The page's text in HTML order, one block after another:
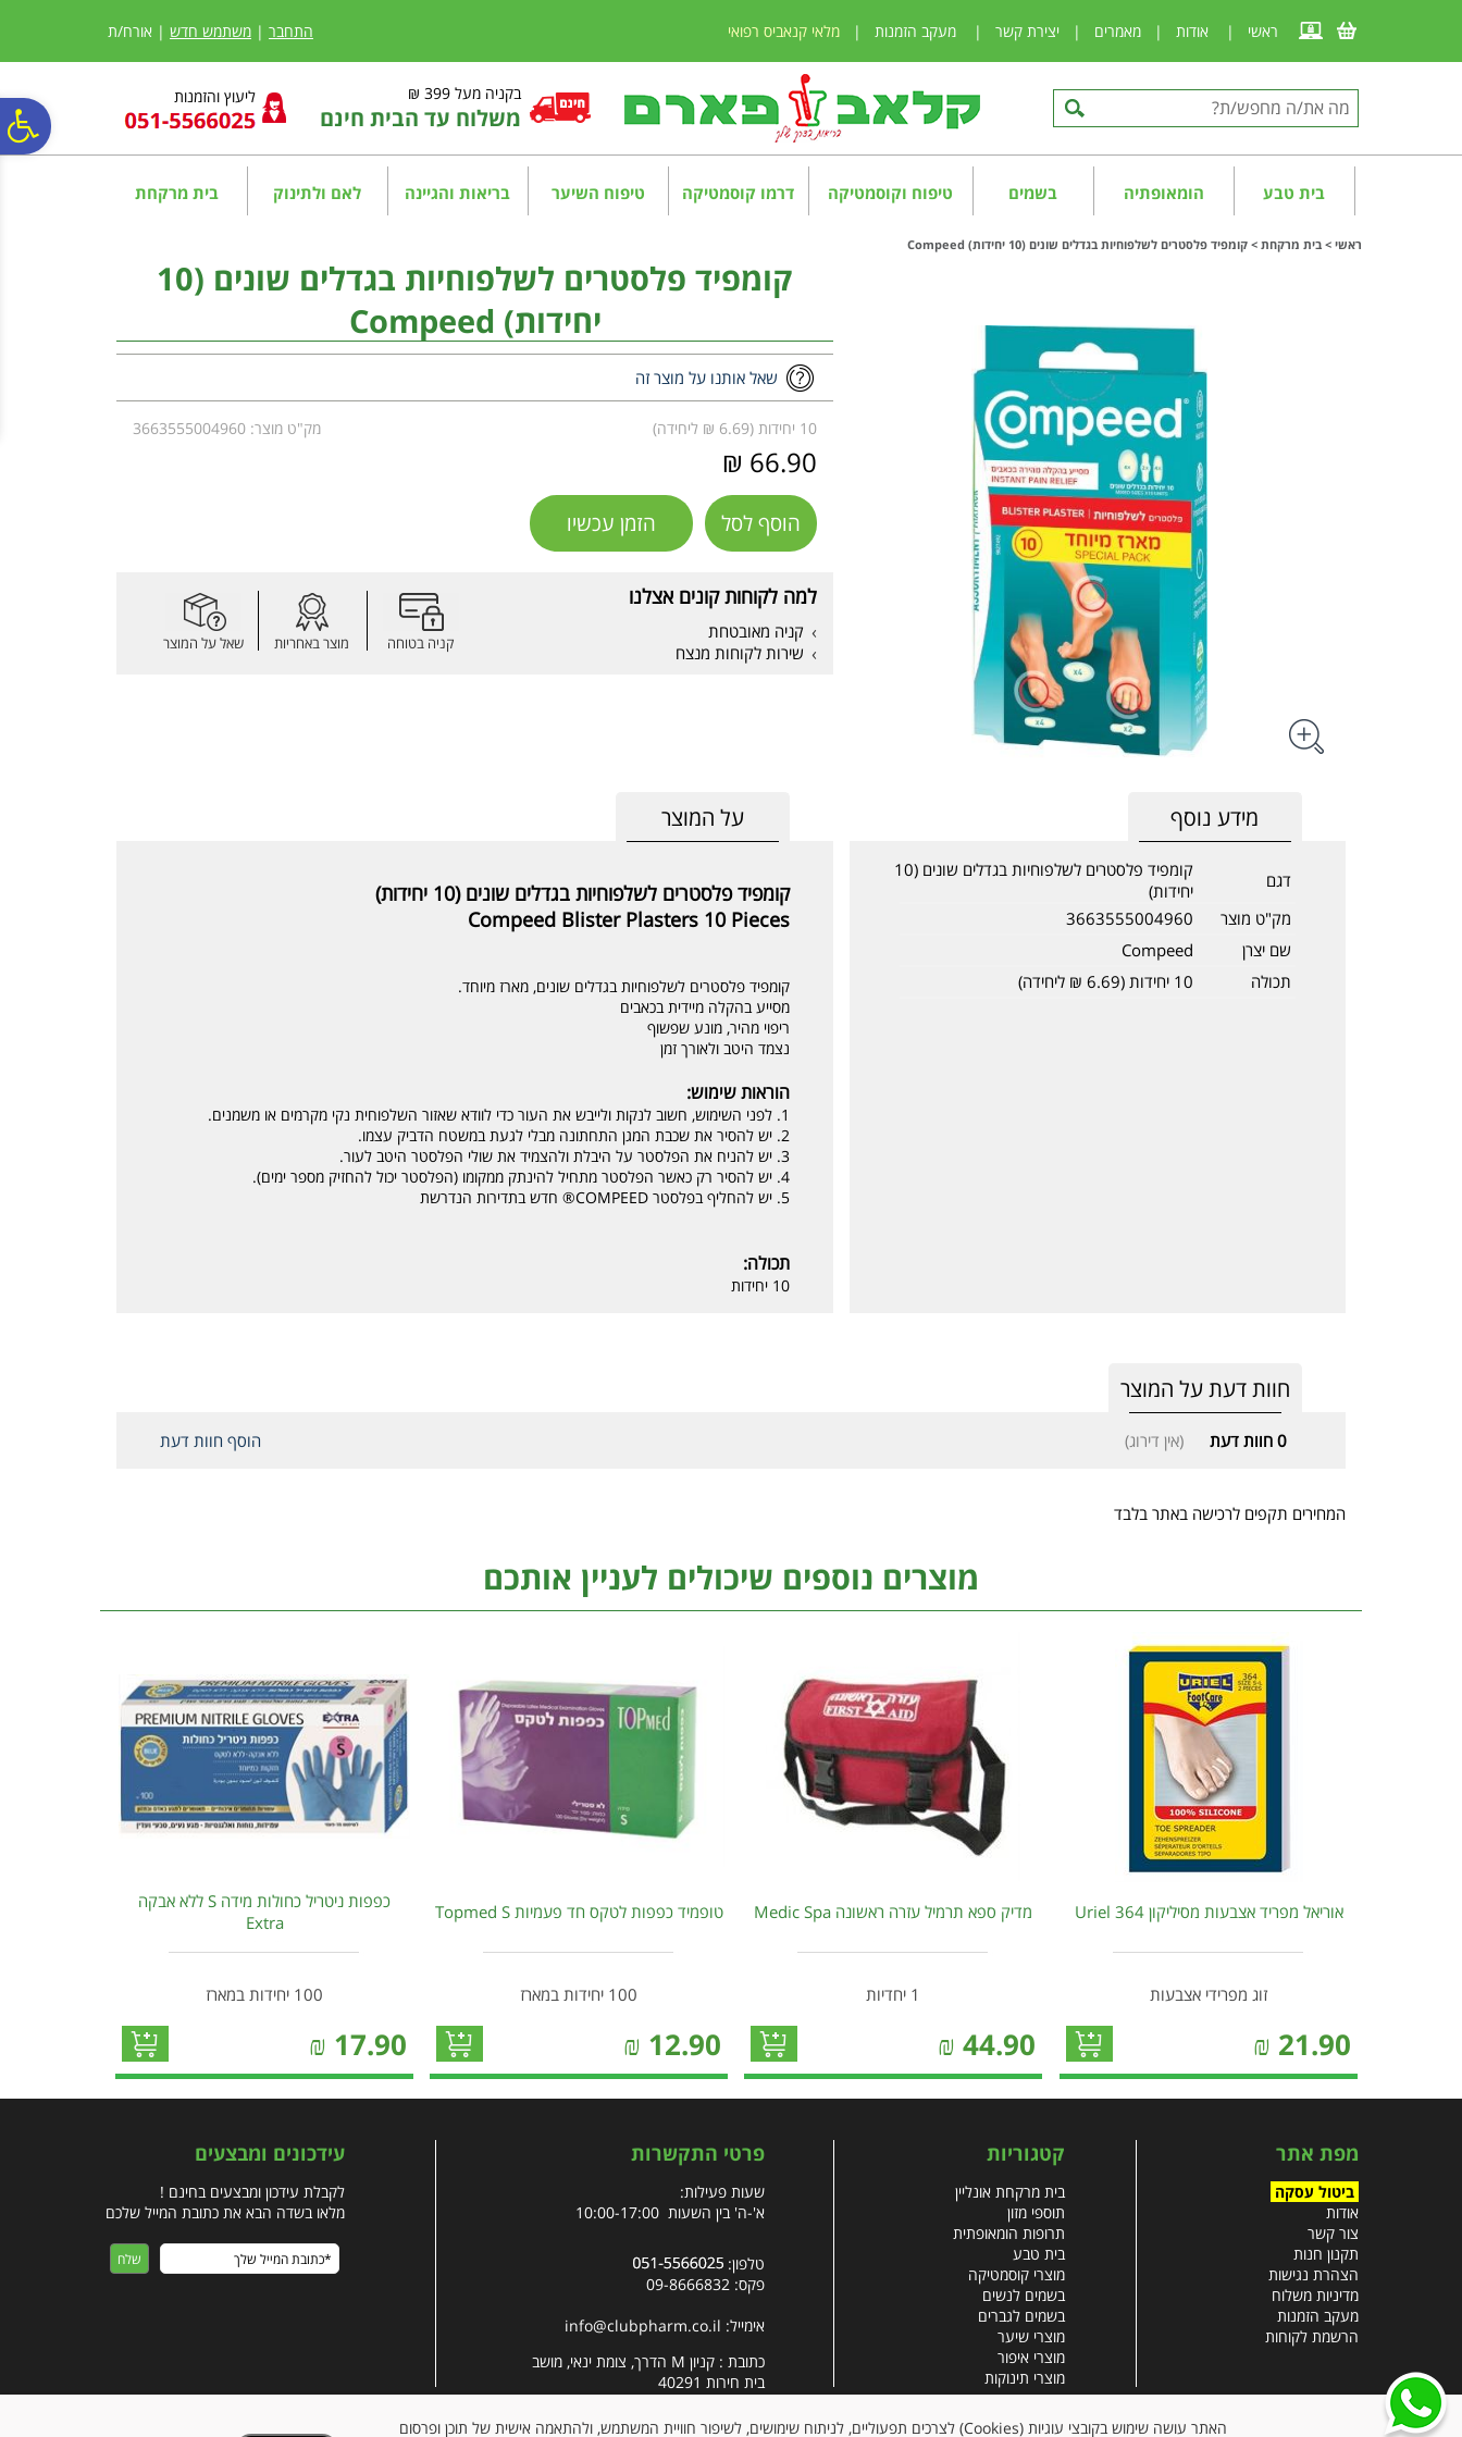
נגישות
אתר
המרכזי
ראשי | אודות | מאמרים | יצירת קשר | מעקב הזמנות | מלאי קנאביס רפואי התחבר | משתמש חדש | אורח/ת
בקניה מעל 399 ₪
משלוח עד הבית חינם
ליעוץ והזמנות
בית טבע הומאופתיה בשמים טיפוח וקוסמטיקה דרמו קוסמטיקה טיפוח השיער בריאות והגיינה לאם ולתינוק בית מרקחת
ראשי > בית מרקחת > קומפיד פלסטרים לשלפוחיות בגדלים שונים (10 יחידות) Compeed
קומפיד פלסטרים לשלפוחיות בגדלים שונים (10
יחידות) Compeed
שאל אותנו על מוצר זה
10 יחידות (6.69 ₪ ליחידה) מק"ט מוצר: 3663555004960
66.90 ₪
הוסף לסל הזמן עכשיו
למה לקוחות קונים אצלנו
קניה מאובטחת
שירות לקוחות מנצח
קניה בטוחה מוצר באחריות שאל על המוצר
על המוצר
קומפיד פלסטרים לשלפוחיות בגדלים שונים (10 יחידות)
Compeed Blister Plasters 10 Pieces
קומפיד פלסטרים לשלפוחיות בגדלים שונים, מארז מיוחד.
מסייע בהקלה מיידית בכאבים
ריפוי מהיר, מונע שפשוף
נצמד היטב ולאורך זמן
הוראות שימוש:
1. לפני השימוש, חשוב לנקות ולייבש את העור כדי לוודא שאזור השלפוחית נקי מקרמים או משמנים.
2. יש להסיר את שכבת המגן התחתונה מבלי לגעת במשטח הדביק עצמו.
3. יש להניח את הפלסטר על היבלת ולהצמיד את שולי הפלסטר היטב לעור.
4. יש להסיר רק כאשר הפלסטר מתחיל להינתק ממקומו (הפלסטר יכול להחזיק מספר ימים).
5. יש להחליף בפלסטר COMPEED® חדש בתדירות הנדרשת
תכולה:
10 יחידות
מידע נוסף
דגם
קומפיד פלסטרים לשלפוחיות בגדלים שונים (10
יחידות)
מק"ט מוצר
3663555004960
שם יצרן
Compeed
תכולה
10 יחידות (6.69 ₪ ליחידה)
חוות דעת על המוצר
0 חוות דעת (אין דירוג) הוסף חוות דעת
המחירים תקפים לרכישה באתר בלבד
מוצרים נוספים שיכולים לעניין אותכם
אוריאל מפריד אצבעות מסיליקון 364 Uriel
זוג מפרידי אצבעות
21.90
₪
מדיק ספא תרמיל עזרה ראשונה Medic Spa
1 יחדיות
44.90
₪
טופמיד כפפות לטקס חד פעמיות Topmed S
100 יחידות במארז
12.90
₪
כפפות ניטריל כחולות מידה S ללא אבקה
Extra
100 יחידות במארז
17.90
₪
מפת אתר
ביטול עסקה
אודות
צור קשר
תקנון חנות
הצהרת נגישות
מדיניות משלוח
מעקב הזמנות
הרשמת לקוחות
קטגוריות
בית מרקחת אונליין
תוספי מזון
תרופות הומאופתית
בית טבע
מוצרי קוסמטיקה
בשמים לנשים
בשמים לגברים
מוצרי שיער
מוצרי איפור
מוצרי תינוקות
צבעי שיער
עזרים רפואיים
פרטי התקשרות
שעות פעילות:
א'-ה' בין השעות 10:00-17:00
טלפון:
פקס: 09-8666832
אימייל: info@clubpharm.co.il
כתובת : קניון M הדרך, צומת ינאי, מושב
בית חירות 40291
עידכונים ומבצעים
לקבלת עידכון ומבצעים בחינם !
מלאו בשדה הבא את כתובת המייל שלכם
האתר עושה שימוש בקובצי עוגיות (Cookies) לצרכים תפעוליים, לניתוח שימושים, לשיפור חוויית המשתמש, ולהתאמה אישית של תוכן ופרסום